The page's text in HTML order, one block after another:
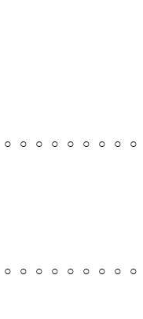
○ ○ ○ ○ ○ ○ ○ ○ ○
○ ○ ○ ○ ○ ○ ○ ○ ○